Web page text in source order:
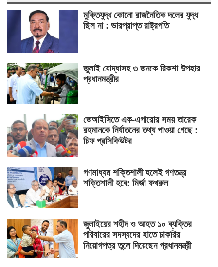
মুক্তিযুদ্ধ কোনো রাজনৈতিক দলের যুদ্ধ
ছিল না : ভারপ্রাপ্ত রাষ্ট্রপতি
জুলাই যোদ্ধাসহ ৩ জনকে রিকশা উপহার
প্রধানমন্ত্রীর
জেআইসিতে এক-এগারোর সময় তারেক
রহমানকে নির্যাতনের তথ্য পাওয়া গেছে :
চিফ প্রসিকিউটর
গণমাধ্যম শক্তিশালী হলেই গণতন্ত্র
শক্তিশালী হবে: মির্জা ফখরুল
জুলাইয়ের শহীদ ও আহত ১০ ব্যক্তির
পরিবারের সদস্যদের হাতে চাকরির
নিয়োগপত্র তুলে দিয়েছেন প্রধানমন্ত্রী